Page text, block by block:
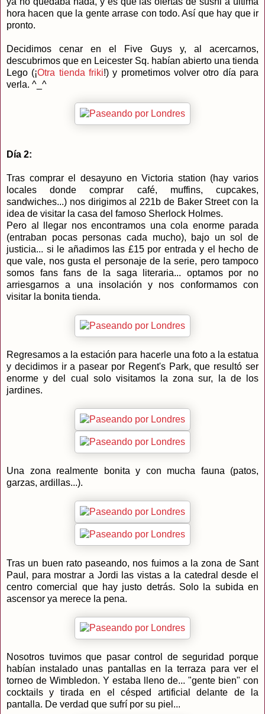
hora hacen que la gente arrase con todo. Así que hay que ir
pronto.
Decidimos cenar en el Five Guys y, al acercarnos,
descubrimos que en Leicester Sq. habían abierto una tienda
Lego (¡Otra tienda friki!) y prometimos volver otro día para
verla. ^_^
Día 2:
Tras comprar el desayuno en Victoria station (hay varios
locales donde comprar café, muffins, cupcakes,
sandwiches...) nos dirigimos al 221b de Baker Street con la
idea de visitar la casa del famoso Sherlock Holmes.
Pero al llegar nos encontramos una cola enorme parada
(entraban pocas personas cada mucho), bajo un sol de
justicia... si le añadimos las £15 por entrada y el hecho de
que vale, nos gusta el personaje de la serie, pero tampoco
somos fans fans de la saga literaria... optamos por no
arriesgarnos a una insolación y nos conformamos con
visitar la bonita tienda.
Regresamos a la estación para hacerle una foto a la estatua
y decidimos ir a pasear por Regent's Park, que resultó ser
enorme y del cual solo visitamos la zona sur, la de los
jardines.
Una zona realmente bonita y con mucha fauna (patos,
garzas, ardillas...).
Tras un buen rato paseando, nos fuimos a la zona de Sant
Paul, para mostrar a Jordi las vistas a la catedral desde el
centro comercial que hay justo detrás. Solo la subida en
ascensor ya merece la pena.
Nosotros tuvimos que pasar control de seguridad porque
habían instalado unas pantallas en la terraza para ver el
torneo de Wimbledon. Y estaba lleno de... "gente bien" con
cocktails y tirada en el césped artificial delante de la
pantalla. De verdad que sufrí por su piel...